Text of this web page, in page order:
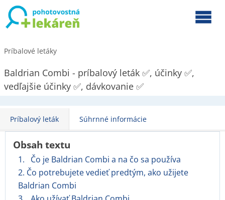
Príbalové letáky
Baldrian Combi - príbalový leták ✅, účinky ✅,
vedľajšie účinky ✅, dávkovanie ✅
Príbalový leták Súhrnné informácie
Obsah textu
1. Čo je Baldrian Combi a na čo sa používa
2. Čo potrebujete vedieť predtým, ako užijete
Baldrian Combi